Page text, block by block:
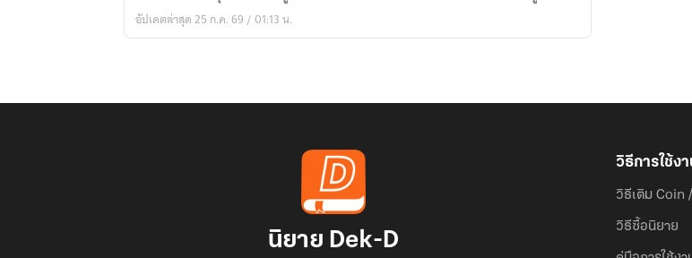
On
Sword
อัปเดตล่าสุด 25 ก.ค. 69 / 01:13 น.
นิยาย Dek-D
วิธีการใช้ง
วิธีเติม Coin
วิธีซื้อนิยาย